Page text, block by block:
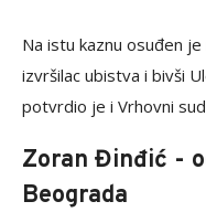
Na istu kaznu osuđen
izvršilac ubistva i bivši
potvrdio je i Vrhovni
Zoran Đinđić -
Beograda